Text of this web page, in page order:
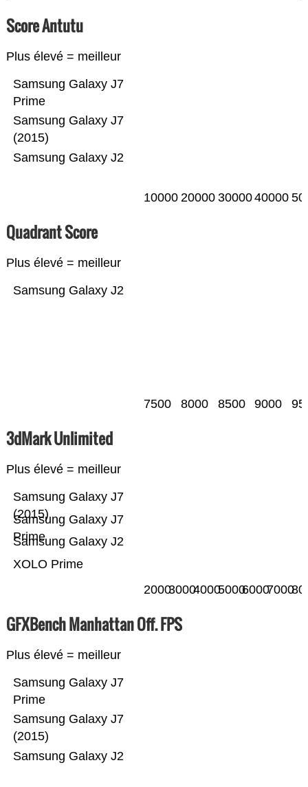
Score Antutu
Plus élevé = meilleur
Samsung Galaxy J2
Samsung Galaxy J7
(2015)
Samsung Galaxy J7
Prime
10000 20000 3000040000
Quadrant Score
Plus élevé = meilleur
Samsung Galaxy J2
7500 8000 8500 9000
3dMark Unlimited
Plus élevé = meilleur
XOLO Prime
Samsung Galaxy J2
Samsung Galaxy J7
Prime
Samsung Galaxy J7
(2015)
200030004000500060007000
GFXBench Manhattan Off. FPS
Plus élevé = meilleur
Samsung Galaxy J2
Samsung Galaxy J7
(2015)
Samsung Galaxy J7
Prime